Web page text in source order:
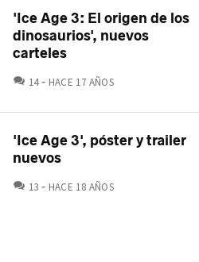
'Ice Age 3: El origen de los
dinosaurios', nuevos
carteles
14 COMENTARIOS
HACE 17 AÑOS
'Ice Age 3', póster y trailer
nuevos
13 COMENTARIOS
HACE 18 AÑOS